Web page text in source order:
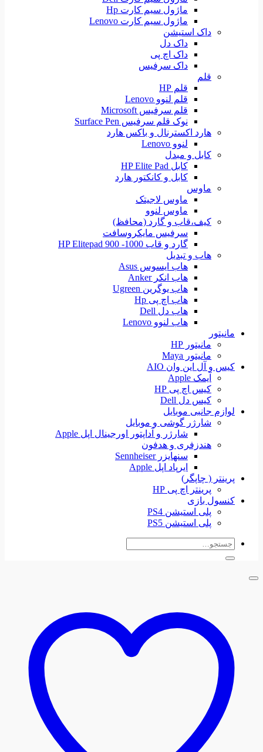
ماژول سیم کارت Hp
ماژول سیم کارت Lenovo
داک استیشن
داک دل
داک اچ پی
داک سرفیس
قلم
قلم HP
قلم لنوو Lenovo
قلم سرفیس Microsoft
نوک قلم سرفیس Surface Pen
هارد اکسترنال و باکس هارد
لنوو Lenovo
کابل و مبدل
کابل HP Elite Pad
کابل و کانکتور هارد
ماوس
ماوس لاجیتک
ماوس لنوو
کیف،قاب و گارد (محافظ)
سرفیس مایکروسافت
گارد و قاب HP Elitepad 900 -1000
هاب و تبدیل
هاب ایسوس Asus
هاب انکر Anker
هاب یوگرین Ugreen
هاب اچ پی Hp
هاب دل Dell
هاب لنوو Lenovo
مانیتور
مانیتور HP
مانیتور Maya
کیس و آل این وان AIO
آیمک Apple
کیس اچ پی HP
کیس دل Dell
لوازم جانبی موبایل
شارژر گوشی و موبایل
شارژر و آداپتور اورجینال اپل Apple
هندزفری و هدفون
سنهایزر Sennheiser
ایرپاد اپل Apple
پرینتر ( چاپگر)
پرینتر اچ پی HP
کنسول بازی
پلی استیشن PS4
پلی استیشن PS5
جستجو